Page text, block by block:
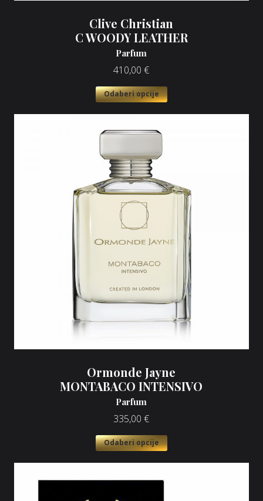
Clive Christian
C WOODY LEATHER
Parfum
410,00 €
Odaberi opcije
Ormonde Jayne
MONTABACO INTENSIVO
Parfum
335,00 €
Odaberi opcije